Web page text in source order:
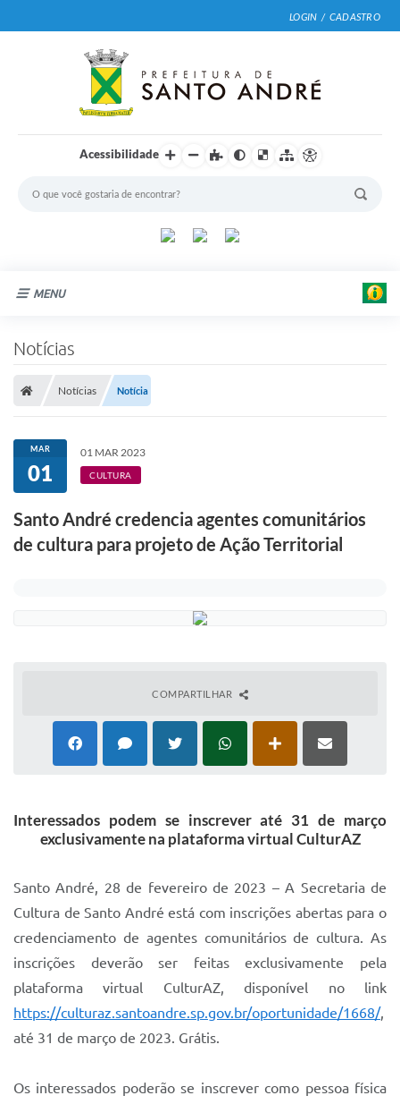
LOGIN / CADASTRO
Acessibilidade
MENU
Portal de Serviços
Transparência
Ônibus
Consultar Processos
Contas Públicas
Fale Conosco
FAQ - Perguntas Frequentes
IPTU 2025
Lei de acesso à informação
Mobilidade Urbana Sustentável
Passe Escolar
Notícias
Notícias Notícia
MAR
01
01 MAR 2023
CULTURA
Santo André credencia agentes comunitários
de cultura para projeto de Ação Territorial
COMPARTILHAR
Interessados podem se inscrever até 31 de março
exclusivamente na plataforma virtual CulturAZ
Santo André, 28 de fevereiro de 2023 – A Secretaria de
Cultura de Santo André está com inscrições abertas para o
credenciamento de agentes comunitários de cultura. As
inscrições deverão ser feitas exclusivamente pela
plataforma virtual CulturAZ, disponível no link
https://culturaz.santoandre.sp.gov.br/oportunidade/1668/,
até 31 de março de 2023. Grátis.
Os interessados poderão se inscrever como pessoa física